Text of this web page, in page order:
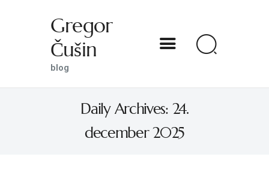
Gregor
Čušin
blog
Daily Archives: 24.
december 2025
DOMOV